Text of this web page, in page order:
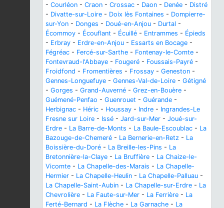
- Courléon - Craon - Crossac - Daon - Denée - Distré
- Divatte-sur-Loire - Doix lès Fontaines - Dompierre-
sur-Yon - Donges - Doué-en-Anjou - Durtal -
Écommoy - Écouflant - Écuillé - Entrammes - Épieds
- Erbray - Erdre-en-Anjou - Essarts en Bocage -
Fégréac - Fercé-sur-Sarthe - Fontenay-le-Comte -
Fontevraud-l'Abbaye - Fougeré - Foussais-Payré -
Froidfond - Fromentières - Frossay - Geneston -
Gennes-Longuefuye - Gennes-Val-de-Loire - Gétigné
- Gorges - Grand-Auverné - Grez-en-Bouère -
Guémené-Penfao - Guenrouet - Guérande -
Herbignac - Héric - Houssay - Indre - Ingrandes-Le
Fresne sur Loire - Issé - Jard-sur-Mer - Joué-sur-
Erdre - La Barre-de-Monts - La Baule-Escoublac - La
Bazouge-de-Chemeré - La Bernerie-en-Retz - La
Boissière-du-Doré - La Breille-les-Pins - La
Bretonnière-la-Claye - La Bruffière - La Chaize-le-
Vicomte - La Chapelle-des-Marais - La Chapelle-
Hermier - La Chapelle-Heulin - La Chapelle-Palluau -
La Chapelle-Saint-Aubin - La Chapelle-sur-Erdre - La
Chevrolière - La Faute-sur-Mer - La Ferrière - La
Ferté-Bernard - La Flèche - La Garnache - La